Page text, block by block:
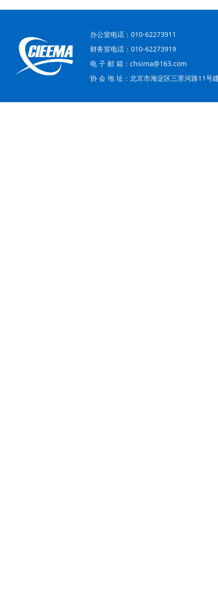
办公室电话：010-62273911
财务室电话：010-62273919
电 子 邮 箱：chsima@163.com
协 会 地 址：北京市海淀区三里河路11号